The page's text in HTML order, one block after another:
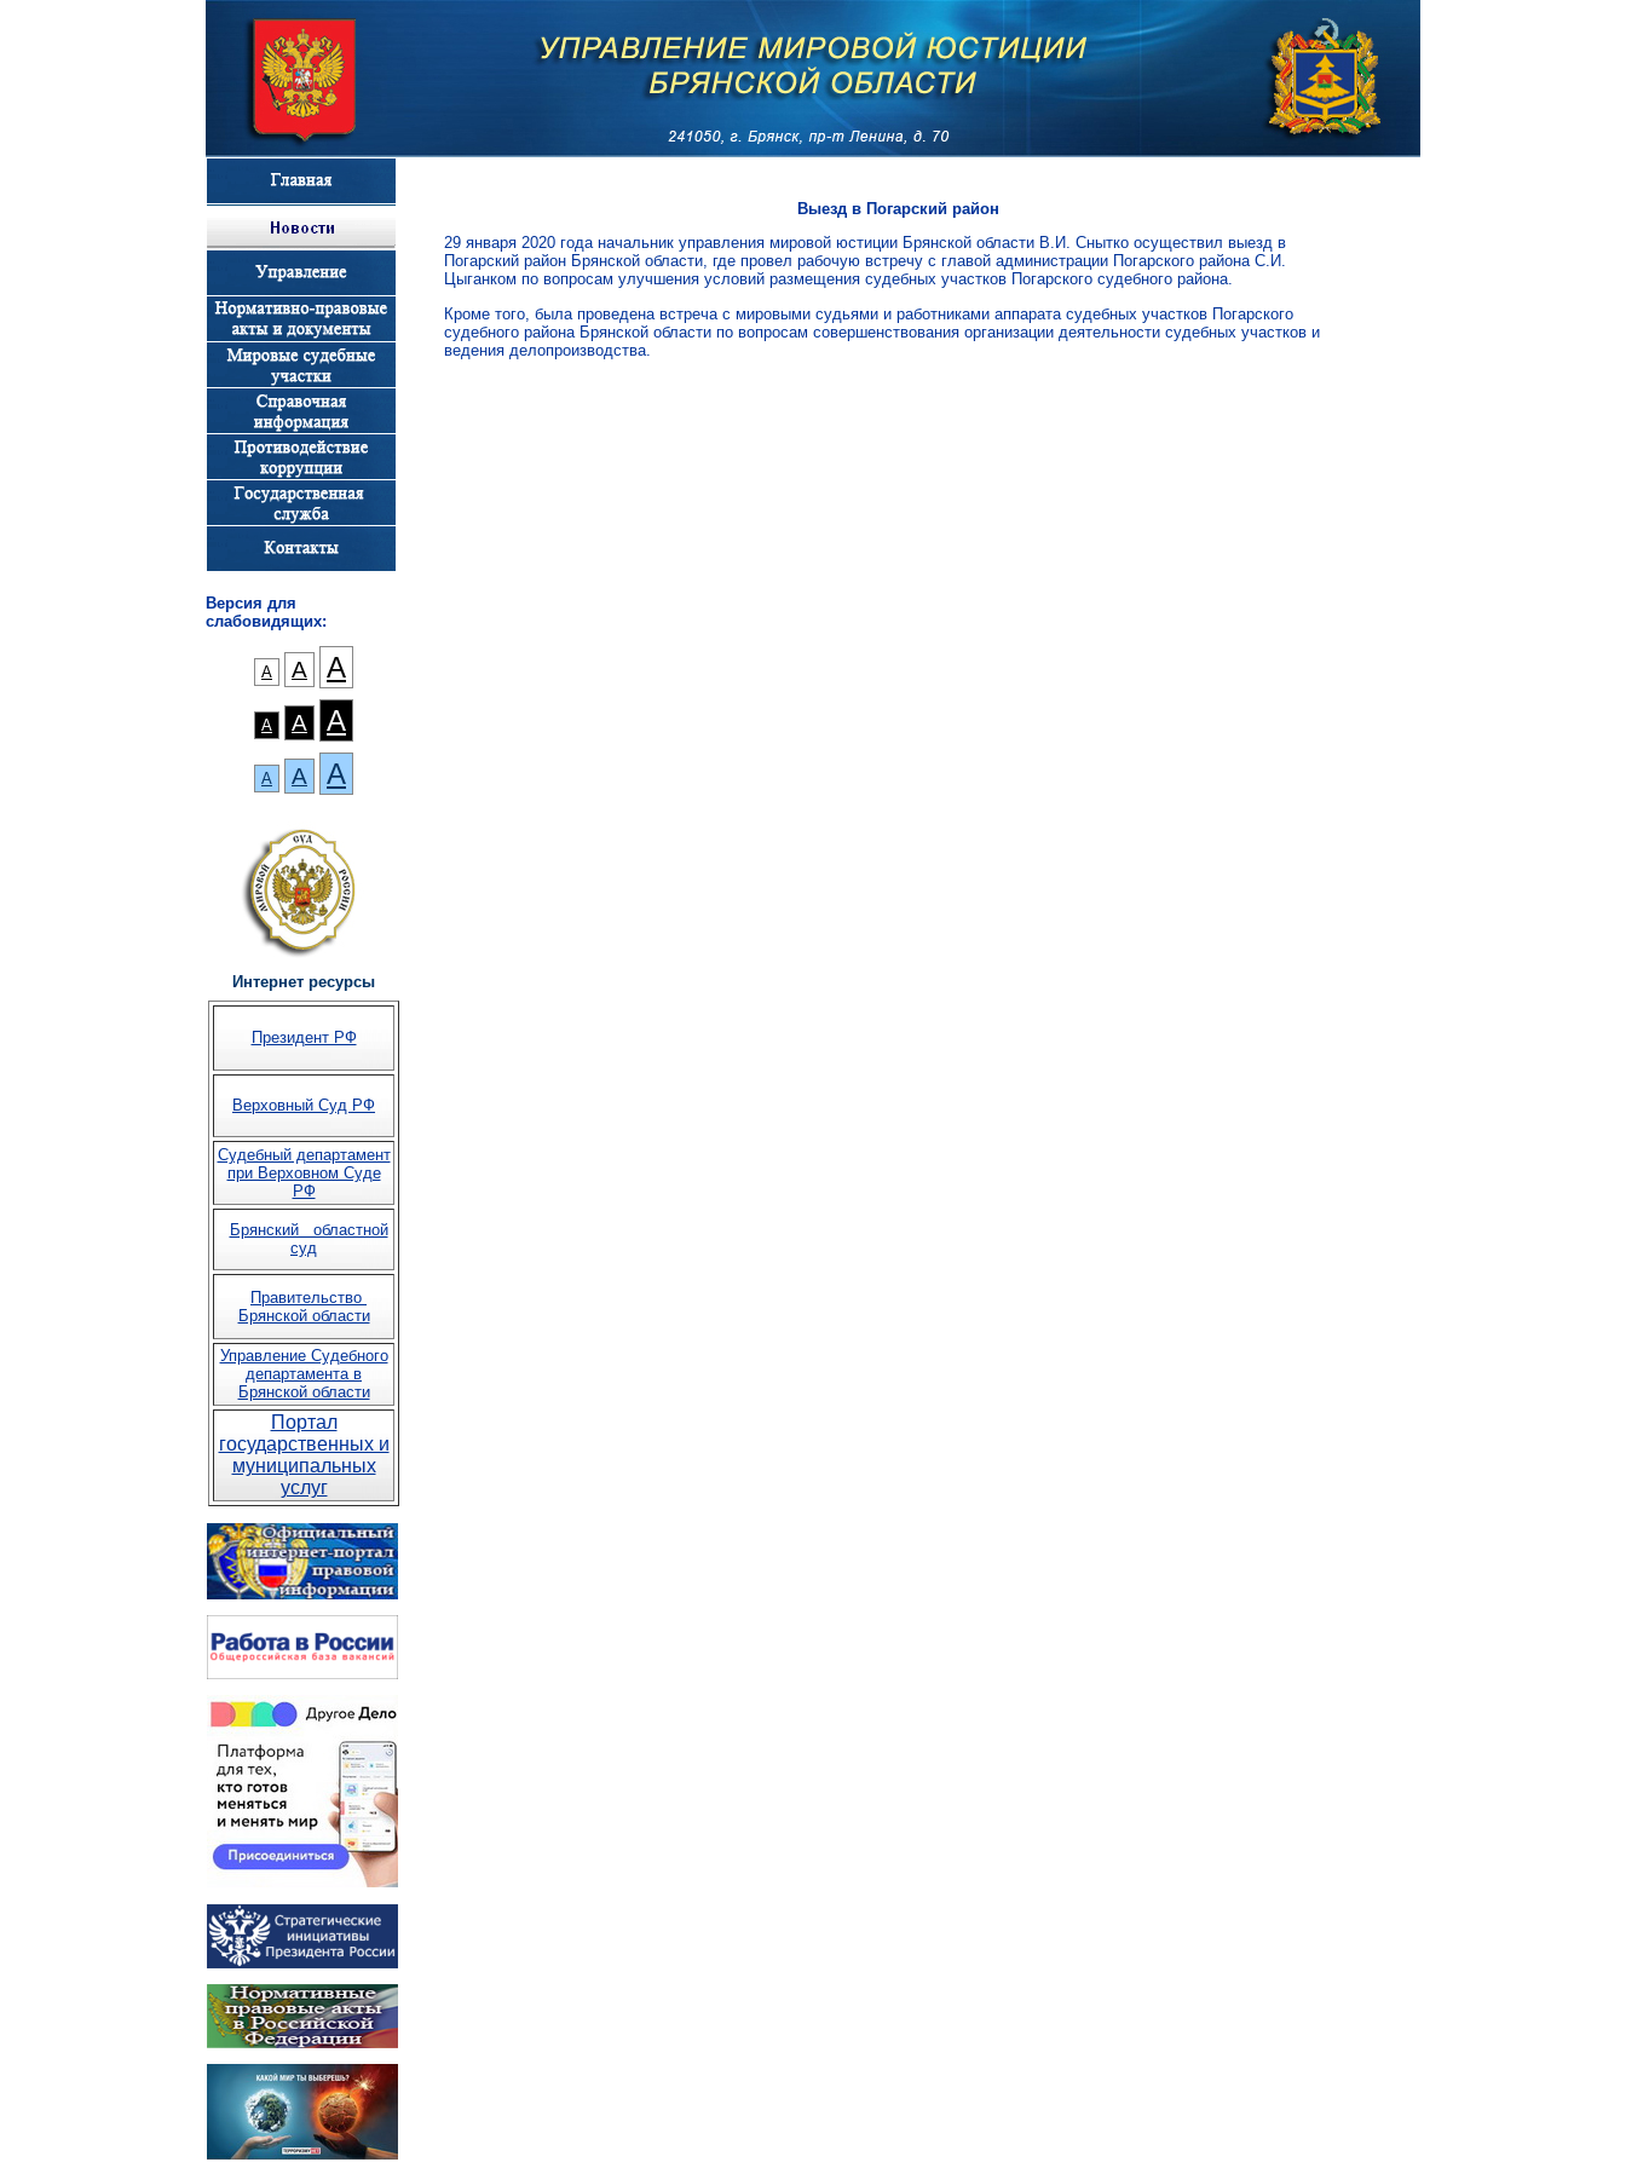
Версия для
слабовидящих:
А А А
А А А
А А А
Интернет ресурсы
Президент РФ
Верховный Суд РФ
Судебный департамент
при Верховном Суде
РФ
Брянский областной
суд
Правительство
Брянской области
Управление Судебного
департамента в
Брянской области
Портал
государственных и
муниципальных
услуг
Выезд в Погарский район
29 января 2020 года начальник управления мировой юстиции Брянской области В.И. Снытко осуществил выезд в
Погарский район Брянской области, где провел рабочую встречу с главой администрации Погарского района С.И.
Цыганком по вопросам улучшения условий размещения судебных участков Погарского судебного района.
Кроме того, была проведена встреча с мировыми судьями и работниками аппарата судебных участков Погарского
судебного района Брянской области по вопросам совершенствования организации деятельности судебных участков и
ведения делопроизводства.